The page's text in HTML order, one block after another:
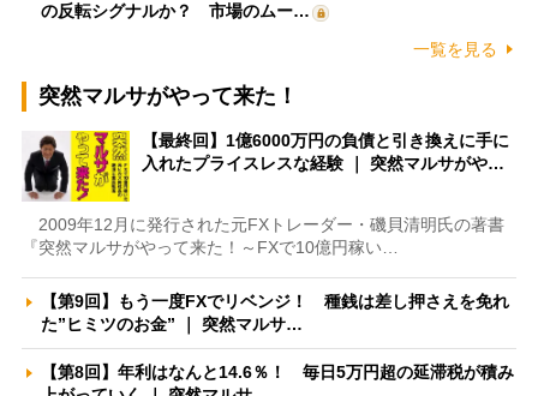
の反転シグナルか？ 市場のムー…
一覧を見る
突然マルサがやって来た！
【最終回】1億6000万円の負債と引き換えに手に
入れたプライスレスな経験 ｜ 突然マルサがや…
2009年12月に発行された元FXトレーダー・磯貝清明氏の著書
『突然マルサがやって来た！～FXで10億円稼い…
【第9回】もう一度FXでリベンジ！ 種銭は差し押さえを免れ
た”ヒミツのお金” ｜ 突然マルサ…
【第8回】年利はなんと14.6％！ 毎日5万円超の延滞税が積み